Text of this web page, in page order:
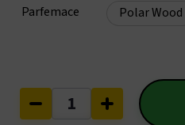
Parfemace
Polar Wood
Sanitární
čistič